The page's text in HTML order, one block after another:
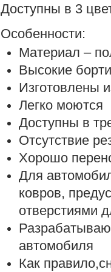
Доступны в 3
Особенности:
Материал –
Высокие
Изготовлены
Легко моются
Доступны в
Отсутствие
Хорошо
Для
ковров,
отверстиями
автомобиля
Как